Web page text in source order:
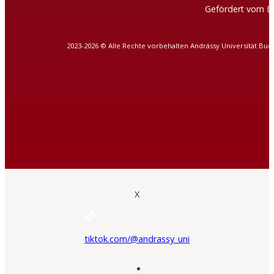
Gefördert vom
2023-2026 © Alle Rechte vorbehalten Andrássy Universität
X
tiktok.com/@andrassy_uni